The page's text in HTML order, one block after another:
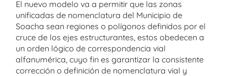
El nuevo modelo va a permitir que las zonas
unificadas de nomenclatura del Municipio de
Soacha sean regiones o polígonos definidos por el
cruce de los ejes estructurantes, estos obedecen a
un orden lógico de correspondencia vial
alfanumérica, cuyo fin es garantizar la consistente
corrección o definición de nomenclatura vial y